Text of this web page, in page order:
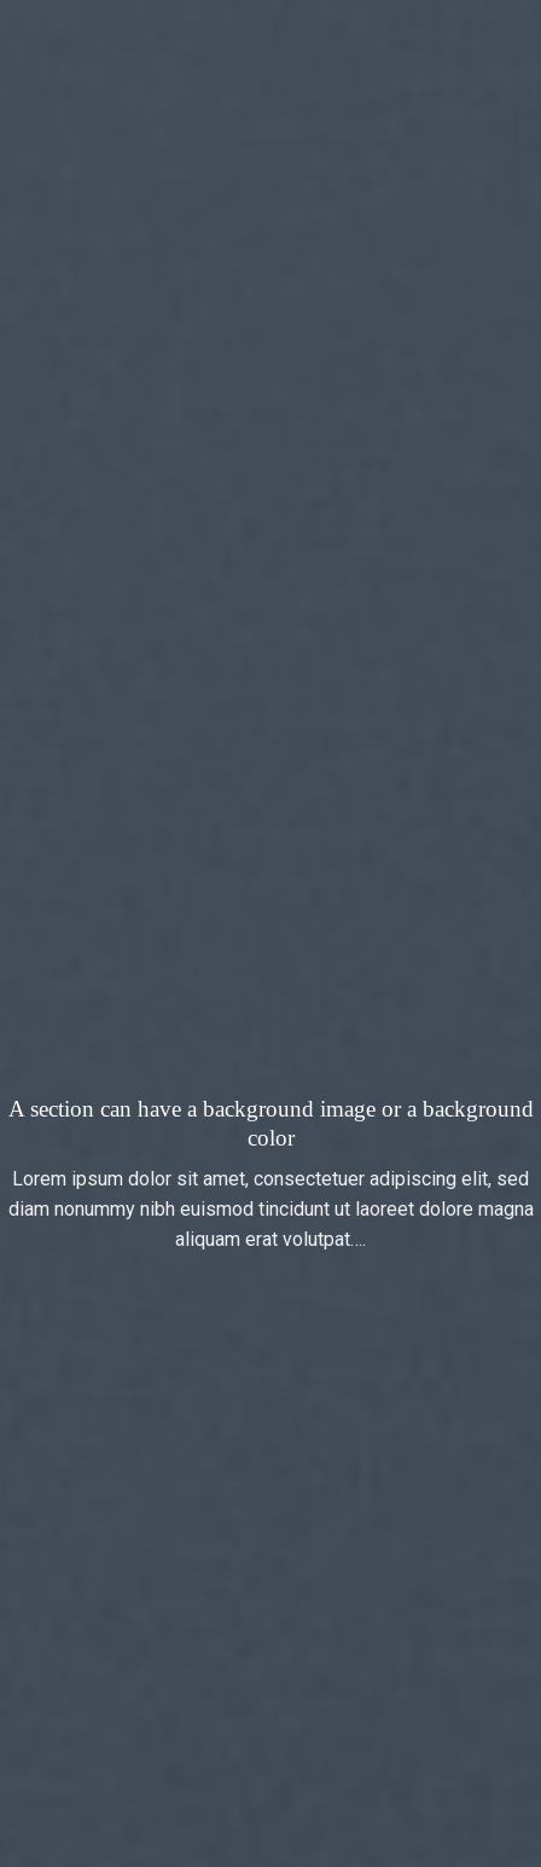
A section can have a background image or a background
color
Lorem ipsum dolor sit amet, consectetuer adipiscing elit, sed
diam nonummy nibh euismod tincidunt ut laoreet dolore magna
aliquam erat volutpat….